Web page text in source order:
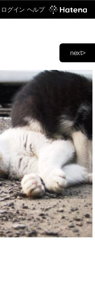
ログイン ヘルプ
next>